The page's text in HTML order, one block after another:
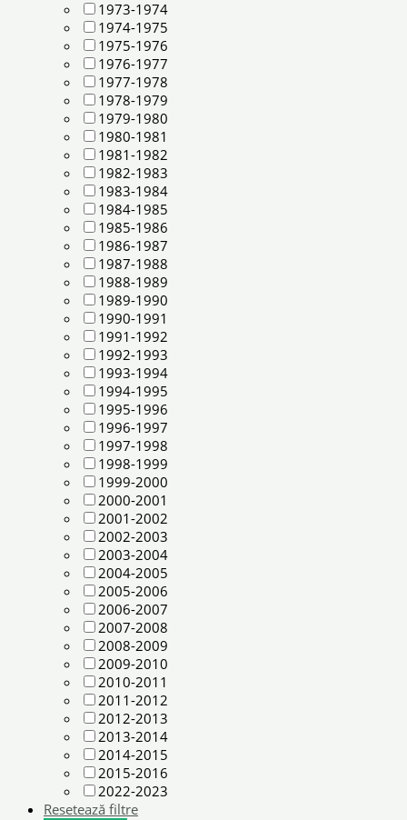
1973-1974
1974-1975
1975-1976
1976-1977
1977-1978
1978-1979
1979-1980
1980-1981
1981-1982
1982-1983
1983-1984
1984-1985
1985-1986
1986-1987
1987-1988
1988-1989
1989-1990
1990-1991
1991-1992
1992-1993
1993-1994
1994-1995
1995-1996
1996-1997
1997-1998
1998-1999
1999-2000
2000-2001
2001-2002
2002-2003
2003-2004
2004-2005
2005-2006
2006-2007
2007-2008
2008-2009
2009-2010
2010-2011
2011-2012
2012-2013
2013-2014
2014-2015
2015-2016
2022-2023
Resetează filtre